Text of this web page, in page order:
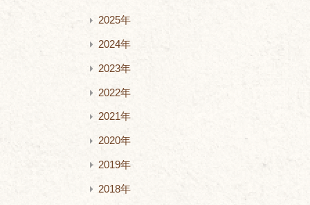
2025年
2024年
2023年
2022年
2021年
2020年
2019年
2018年